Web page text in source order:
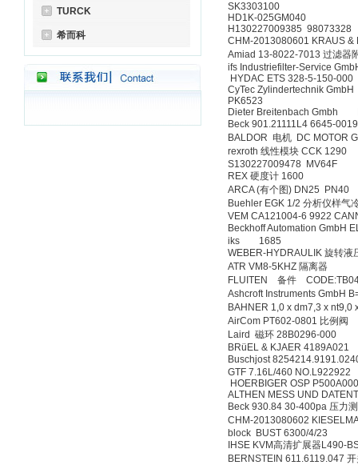
TURCK
希而科
SK3303100
HD1K-025GM040
H130227009385 98073328
CHM-2013080601 KRAUS &
Amiad 13-8022-7013 过滤器
ifs Industriefilter-Service
HYDAC ETS 328-5-150-
CyTec Zylindertechnik
PK6523
Dieter Breitenbach Gmbh
Beck 901.21111L4 6645-
BALDOR 电机 DC MOTOR
rexroth 线性模块 CCK 1290
S130227009478 MV64F
REX 硬度计 1600
ARCA (有个图) DN25 PN40
Buehler EGK 1/2 分析仪样气
VEM CA121004-6 9922
Beckhoff Automation GmbH
iks 1685
WEBER-HYDRAULIK 旋转
ATR VM8-5KHZ 隔离器
FLUITEN 备件
Ashcroft Instruments GmbH
BAHNER 1,0 x dm7,3 x nt9,0
AirCom PT602-0801 比例阀
Laird 磁环 28B0296-000
BRüEL & KJAER 4189A021
Buschjost
GTF 7.16L/460 NO.L922922
HOERBIGER OSP
ALTHEN MESS UND
Beck 930.84 30-400pa 压力
CHM-2013080602
block BUST 6300/4/23
IHSE KVM高清扩展器L490-
BERNSTEIN 611.6119.047